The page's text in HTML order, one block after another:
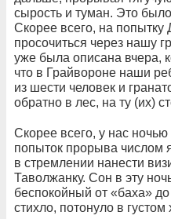
сырость и туман. Это
Скорее всего, на попытку
просочиться через нашу
уже была описана вчера,
что в Грайвороне наши
из шести человек и
обратно в лес, на ту (их)
Скорее всего, у нас
попыток прорыва числом
в стремлении нанести
Таволжанку. Сон в эту
беспокойный от «баха»
стихло, потонуло в